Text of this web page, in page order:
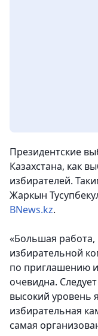
Президентские
Казахстана, как
избирателей.
Жаркын
BNews.kz.
«Большая
избирательной
по приглашению
очевидна.
высокий уровень
избирательная
самая